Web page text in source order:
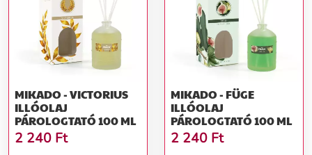
MIKADO - VICTORIUS
ILLÓOLAJ
PÁROLOGTATÓ 100 ML
2 240 Ft
MIKADO - FÜGE
ILLÓOLAJ
PÁROLOGTATÓ 100 ML
2 240 Ft